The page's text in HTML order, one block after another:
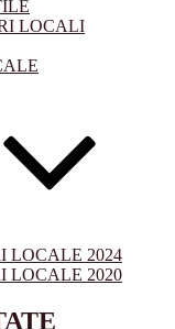
LOCALI
LOCALE 2024
LOCALE 2020